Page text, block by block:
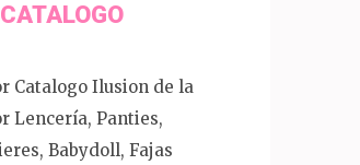
CATALOGO
Catalogo Ilusion de la
Lencería, Panties,
Babydoll, Fajas